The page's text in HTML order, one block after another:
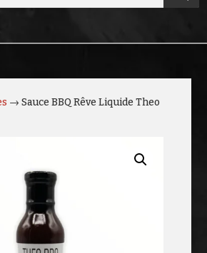
→ Sauce BBQ Rêve Liquide Theo